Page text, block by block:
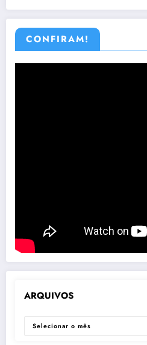
CONFIRAM!
ARQUIVOS
ARQUIVOS